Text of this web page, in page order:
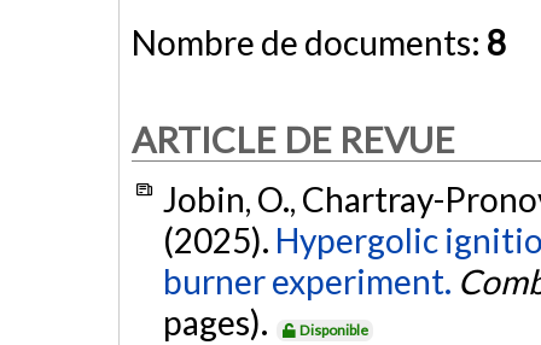
Nombre de documents: 8
ARTICLE DE REVUE
Jobin, O., Chartray-
(2025). Hypergolic
burner experiment.
pages).
Disponible